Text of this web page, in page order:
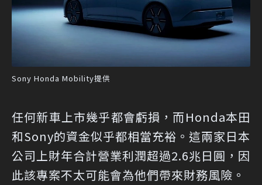
Sony Honda Mobility提供
任何新車上市幾乎都會虧損，而Honda本田
和Sony的資金似乎都相當充裕。這兩家日本
公司上財年合計營業利潤超過2.6兆日圓，因
此該專案不太可能會為他們帶來財務風險。